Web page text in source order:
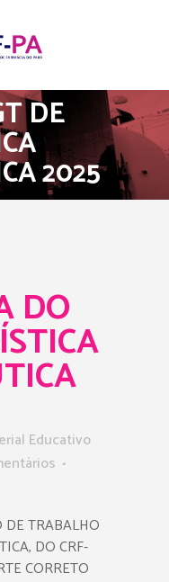
DE
2025
DO
Educativo
DE TRABALHO
DO CRF-
CORRETO